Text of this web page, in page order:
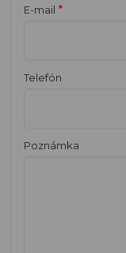
E-mail *
Telefón
Poznámka